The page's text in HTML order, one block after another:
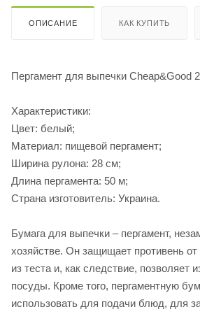
ОПИСАНИЕ КАК КУПИТЬ
Пергамент для выпечки Cheap&Good
Характеристики:
Цвет: белый;
Материал: пищевой пергамент;
Ширина рулона: 28 см;
Длина пергамента: 50 м;
Страна изготовитель: Украина.
Бумага для выпечки – пергамент,
хозяйстве. Он защищает противень
из теста и, как следствие, позволяет
посуды. Кроме того, пергаментную
использовать для подачи блюд, для